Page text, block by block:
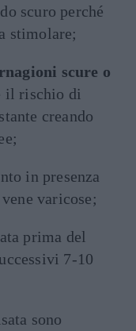
scuro perché
stimolare;
scure o
il rischio di
creando
in presenza
vene varicose;
prima del
7-10
sono